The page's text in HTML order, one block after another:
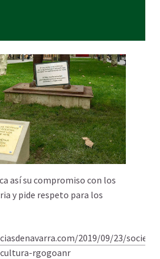
así su compromiso con los
y pide respeto para los
2019/09/23/
rgogoanr